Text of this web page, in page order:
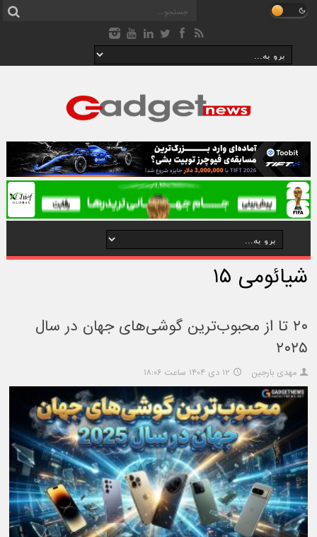
شیائومی ۱۵
۲۰ تا از محبوب‌ترین گوشی‌های جهان در سال
۲۰۲۵
مهدی بارجین ۱۲ دی ۱۴۰۴ ساعت ۱۸:۰۶